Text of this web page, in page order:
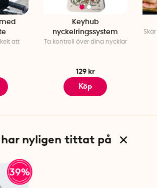
att
Keyhub
nyckelringssystem
Ta kontroll över dina nycklar
129 kr
Köp
har nyligen tittat på
39%